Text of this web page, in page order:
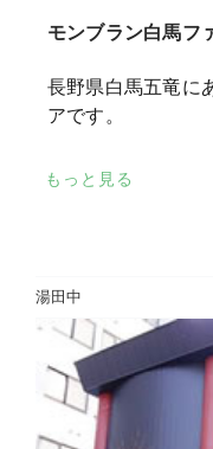
モンブラン白馬フ
長野県白馬五竜に
アです。
もっと見る
湯田中